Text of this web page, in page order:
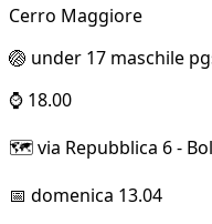
Cerro Maggiore
🏐 under 17 maschile
⌚ 18.00
🗺️ via Repubblica 6 -
📅 domenica 13.04